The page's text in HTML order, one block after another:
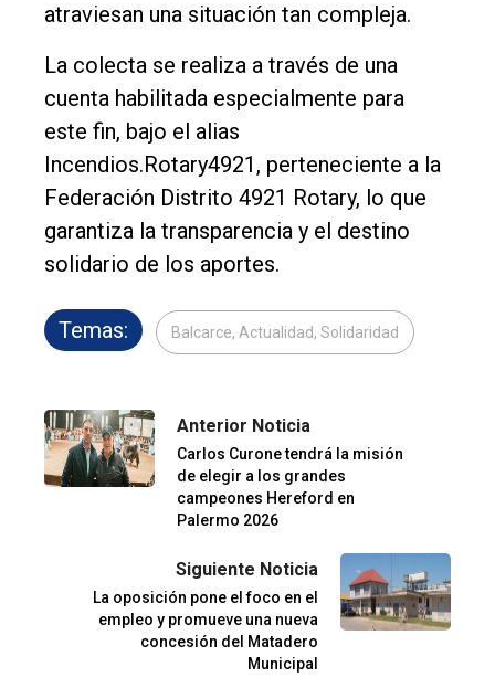
atraviesan una situación tan compleja.
La colecta se realiza a través de una
cuenta habilitada especialmente para
este fin, bajo el alias
Incendios.Rotary4921, perteneciente a la
Federación Distrito 4921 Rotary, lo que
garantiza la transparencia y el destino
solidario de los aportes.
Temas: Balcarce, Actualidad, Solidaridad
Anterior Noticia
Carlos Curone tendrá la misión
de elegir a los grandes
campeones Hereford en
Palermo 2026
Siguiente Noticia
La oposición pone el foco en el
empleo y promueve una nueva
concesión del Matadero
Municipal